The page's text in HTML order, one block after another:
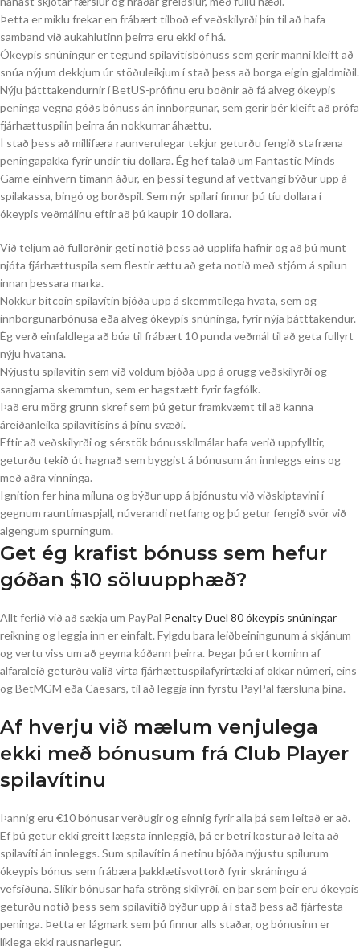
Þetta er miklu frekar en frábært tilboð ef veðskilyrði þín til að hafa
samband við aukahlutinn þeirra eru ekki of há.
Ókeypis snúningur er tegund spilavítisbónuss sem gerir manni kleift að
snúa nýjum dekkjum úr stöðuleikjum í stað þess að borga eigin gjaldmiðil.
Nýju þátttakendurnir í BetUS-prófinu eru boðnir að fá alveg ókeypis
peninga vegna góðs bónuss án innborgunar, sem gerir þér kleift að prófa
fjárhættuspilin þeirra án nokkurrar áhættu.
Í stað þess að millifæra raunverulegar tekjur geturðu fengið stafræna
peningapakka fyrir undir tíu dollara. Ég hef talað um Fantastic Minds
Game einhvern tímann áður, en þessi tegund af vettvangi býður upp á
spilakassa, bingó og borðspil. Sem nýr spilari finnur þú tíu dollara í
ókeypis veðmálinu eftir að þú kaupir 10 dollara.
Við teljum að fullorðnir geti notið þess að upplifa hafnir og að þú munt
njóta fjárhættuspila sem flestir ættu að geta notið með stjórn á spilun
innan þessara marka.
Nokkur bitcoin spilavítin bjóða upp á skemmtilega hvata, sem og
innborgunarbónusa eða alveg ókeypis snúninga, fyrir nýja þátttakendur.
Ég verð einfaldlega að búa til frábært 10 punda veðmál til að geta fullyrt
nýju hvatana.
Nýjustu spilavítin sem við völdum bjóða upp á örugg veðskilyrði og
sanngjarna skemmtun, sem er hagstætt fyrir fagfólk.
Það eru mörg grunn skref sem þú getur framkvæmt til að kanna
áreiðanleika spilavítisins á þínu svæði.
Eftir að veðskilyrði og sérstök bónusskilmálar hafa verið uppfylltir,
geturðu tekið út hagnað sem byggist á bónusum án innleggs eins og
með aðra vinninga.
Ignition fer hina míluna og býður upp á þjónustu við viðskiptavini í
gegnum rauntímaspjall, núverandi netfang og þú getur fengið svör við
algengum spurningum.
Get ég krafist bónuss sem hefur
góðan $10 söluupphæð?
Allt ferlið við að sækja um PayPal Penalty Duel 80 ókeypis snúningar
reikning og leggja inn er einfalt. Fylgdu bara leiðbeiningunum á skjánum
og vertu viss um að geyma kóðann þeirra. Þegar þú ert kominn af
alfaraleið geturðu valið virta fjárhættuspilafyrirtæki af okkar númeri, eins
og BetMGM eða Caesars, til að leggja inn fyrstu PayPal færsluna þína.
Af hverju við mælum venjulega
ekki með bónusum frá Club Player
spilavítinu
Þannig eru €10 bónusar verðugir og einnig fyrir alla þá sem leitað er að.
Ef þú getur ekki greitt lægsta innleggið, þá er betri kostur að leita að
spilavíti án innleggs. Sum spilavítin á netinu bjóða nýjustu spilurum
ókeypis bónus sem frábæra þakklætisvottorð fyrir skráningu á
vefsíðuna. Slíkir bónusar hafa ströng skilyrði, en þar sem þeir eru ókeypis
geturðu notið þess sem spilavítið býður upp á í stað þess að fjárfesta
peninga. Þetta er lágmark sem þú finnur alls staðar, og bónusinn er
líklega ekki rausnarlegur.